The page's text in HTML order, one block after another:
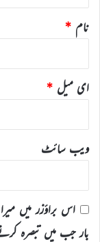
نام *
ای میل *
ویب‌ سائٹ
اس براؤزر میں
بار جب میں تبصرہ